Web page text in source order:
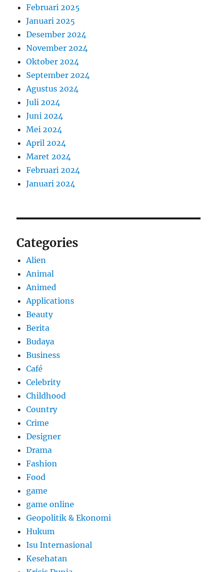
Februari 2025
Januari 2025
Desember 2024
November 2024
Oktober 2024
September 2024
Agustus 2024
Juli 2024
Juni 2024
Mei 2024
April 2024
Maret 2024
Februari 2024
Januari 2024
Categories
Alien
Animal
Animed
Applications
Beauty
Berita
Budaya
Business
Café
Celebrity
Childhood
Country
Crime
Designer
Drama
Fashion
Food
game
game online
Geopolitik & Ekonomi
Hukum
Isu Internasional
Kesehatan